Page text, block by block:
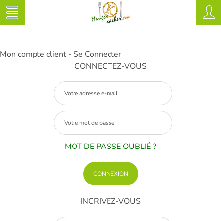
Mon compte client - Se Connecter
CONNECTEZ-VOUS
MOT DE PASSE OUBLIÉ ?
INCRIVEZ-VOUS